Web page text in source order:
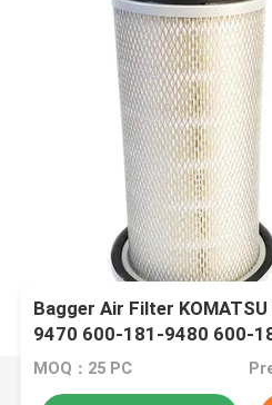
Bagger Air Filter
9470 600-181-9480 600-
MOQ：25 PC